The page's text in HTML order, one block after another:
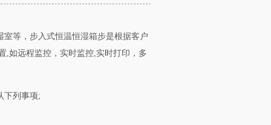
等，步入式恒温恒湿箱步是根据客户
,如远程监控，实时监控,实时打印，多
下列事项;